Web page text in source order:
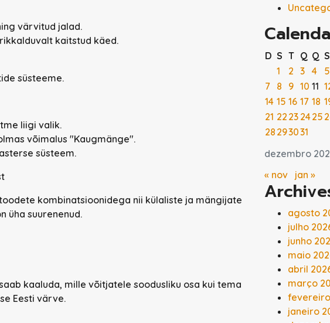
värvitud jalad.
kaitstud käed.
süsteeme.
liigi valik.
võimalus "Kaugmänge".
süsteem.
kombinatsioonidega nii külaliste ja mängijate
üha suurenenud.
kaaluda, mille võitjatele soodusliku osa kui tema
Eesti värve.
dezembro
D S T Q Q S
1
2 3 4 5
7
8 9 10 11
14 15 16 17 18
21 22 23 2425
28 293031
« nov jan »
agosto
julho
junho
maio
abril
março
janeiro